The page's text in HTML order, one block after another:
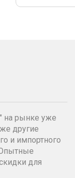
на рынке уже
другие
и импортного
для